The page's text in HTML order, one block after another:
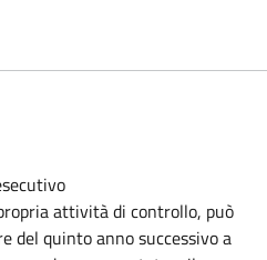
attività di controllo, può
del quinto annosuccessivo a